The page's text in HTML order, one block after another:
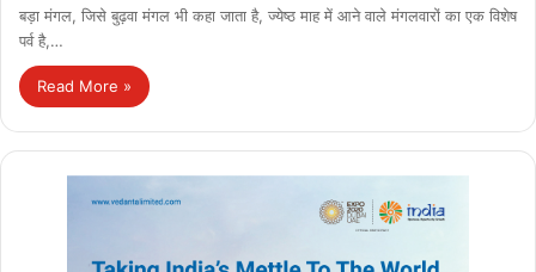
बड़ा मंगल, जिसे बुढ़वा मंगल भी कहा जाता है, ज्येष्ठ माह में आने वाले मंगलवारों का एक विशेष
पर्व है,…
Read More »